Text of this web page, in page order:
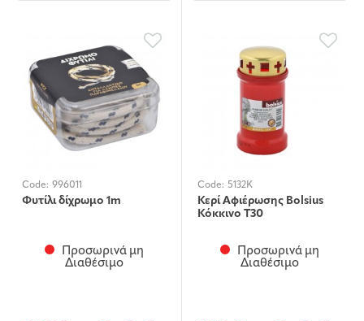
Code: 996011
Φυτίλι δίχρωμο 1m
Προσωρινά μη
Διαθέσιμο
Code: 5132K
Κερί Αφιέρωσης Bolsius
Κόκκινο T30
Προσωρινά μη
Διαθέσιμο